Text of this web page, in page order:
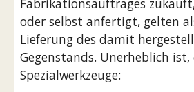
Fabrikationsauftrages
oder selbst anfertigt, gelten
Lieferung des damit
Gegenstands. Unerheblich ist,
Spezialwerkzeuge: